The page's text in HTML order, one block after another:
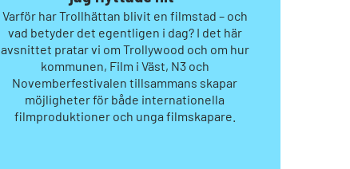
Varför har Trollhättan blivit en filmstad – och
vad betyder det egentligen i dag? I det här
avsnittet pratar vi om Trollywood och om hur
kommunen, Film i Väst, N3 och
Novemberfestivalen tillsammans skapar
möjligheter för både internationella
filmproduktioner och unga filmskapare.